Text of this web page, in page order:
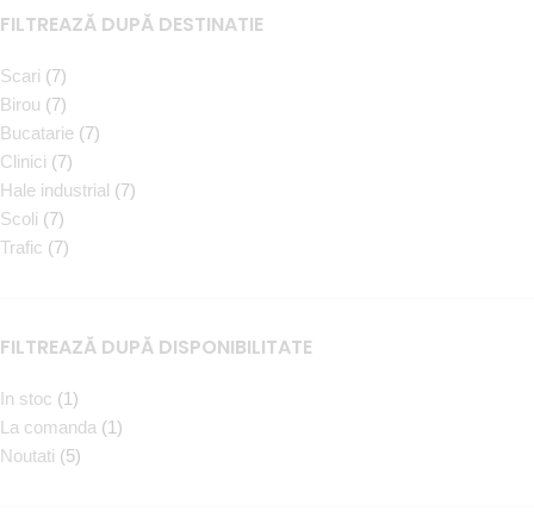
FILTREAZĂ DUPĂ DESTINATIE
Scari (7)
Birou (7)
Bucatarie (7)
Clinici (7)
Hale industrial (7)
Scoli (7)
Trafic (7)
FILTREAZĂ DUPĂ DISPONIBILITATE
In stoc (1)
La comanda (1)
Noutati (5)